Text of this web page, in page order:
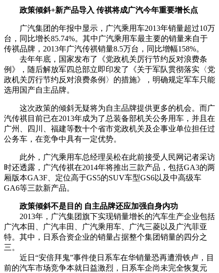
政策倾斜+新产品导入 传祺将成广汽今年重要增长点
广汽集团的年报中显示，广汽乘用车2013年销量超过10万
台，同比增长85.74%。其中广汽乘用车最主要的销量来自于
传祺品牌，2013年广汽传祺销量8.5万台，同比增幅158%。
去年年底，国家发布了《党政机关厉行节约反对浪费条
例》，随后解放军四总部立即印发了《关于军队贯彻落实〈党
政机关厉行节约反对浪费条例〉的措施》，明确规定军车只能
选用国产自主品牌。
这次政策的倾斜无疑将为自主品牌提供更多的机会。而广
汽传祺目前已在2013年成为了总装备部机关公务用车，并且在
广州、四川、福建等数十个省市党政机关及企事业单位担任过
公务车，在竞争中具有一定优势。
此外，广汽乘用车总经理吴松在此前接受人民网记者采访
时还透露，广汽传祺在2014年将推出三款产品，包括GA3的两
厢版本GA3F、定位高于GS5的SUV车型GS6以及中高级车
GA6等三款新产品。
政策倾斜不是目的 自主品牌还应加强自身内功
2013年，广汽集团旗下实现销量增长的汽车生产企业包括
广汽本田、广汽丰田、广汽乘用车、广汽三菱以及广汽菲亚
特。其中，日系合资企业的销量占据整个集团销量的四分之
三。
近日“安倍拜鬼”事件使日系车在华销量恐再遭滑铁卢，目
前的汽车市场竞争本就日益激烈，日系车企尚未完全恢复元